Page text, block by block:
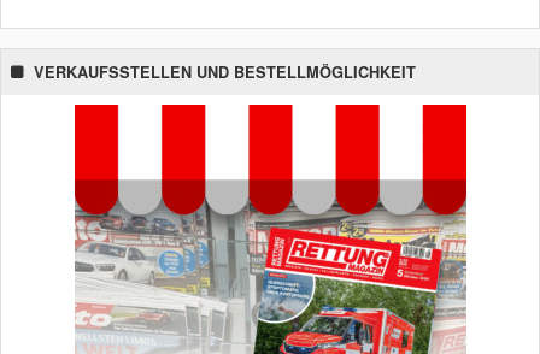
VERKAUFSSTELLEN UND BESTELLMÖGLICHKEIT